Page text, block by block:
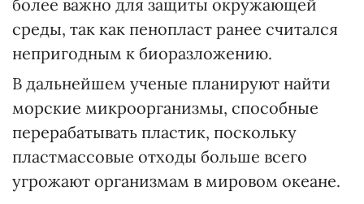
более важно для защиты окружающей
среды, так как пенопласт ранее считался
непригодным к биоразложению.
В дальнейшем ученые планируют найти
морские микроорганизмы, способные
перерабатывать пластик, поскольку
пластмассовые отходы больше всего
угрожают организмам в мировом океане.